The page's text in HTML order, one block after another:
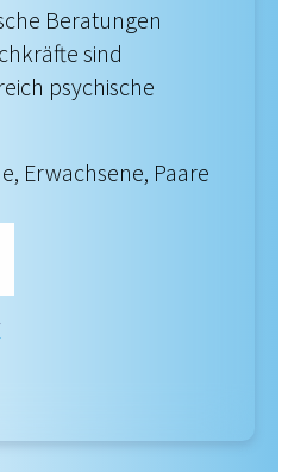
Beratungen
sind
psychische
Erwachsene, Paare